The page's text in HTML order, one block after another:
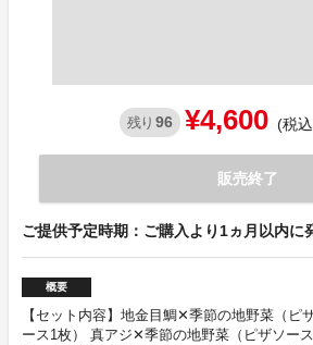
残り 96 ¥4,600 (税
販売終了
ご提供予定時期：ご購入より1ヵ月以内に
概要
【セット内容】地金目鯛✕季節の地野菜（ピ
ース1枚） 真アジ✕季節の地野菜（ピザソー